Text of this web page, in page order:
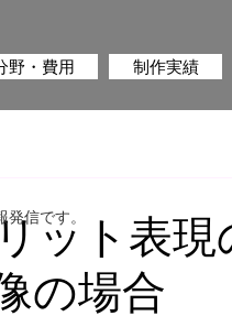
野・費用 制作実績
ット表現
の場合
信です。